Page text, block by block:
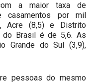
a maior taxa de
casamentos por mil
Acre (8,5) e Distrito
do Brasil é de 5,6. As
Grande do Sul (3,9),
pessoas do mesmo